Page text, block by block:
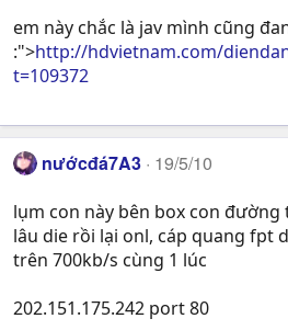
em này chắc là jav mình cũng
:">http://hdvietnam.com/
t=109372
nướcđá7A3 19/5/10
lụm con này bên box con đường
lâu die rồi lại onl, cáp quang fpt
trên 700kb/s cùng 1 lúc
202.151.175.242 port 80